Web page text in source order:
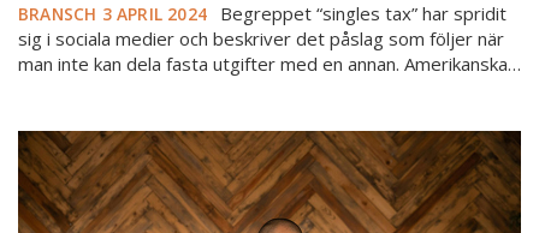
BRANSCH 3 APRIL 2024
Begreppet “singles tax” har spridit
sig i sociala medier och beskriver det påslag som följer när
man inte kan dela fasta utgifter med en annan. Amerikanska…
Så
vill
svenskarna
bo